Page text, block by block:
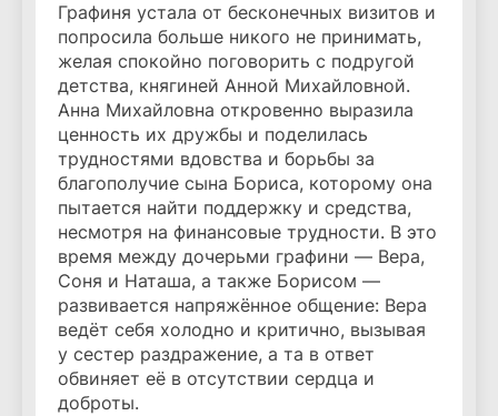
Графиня устала от бесконечных визитов и
попросила больше никого не принимать,
желая спокойно поговорить с подругой
детства, княгиней Анной Михайловной.
Анна Михайловна откровенно выразила
ценность их дружбы и поделилась
трудностями вдовства и борьбы за
благополучие сына Бориса, которому она
пытается найти поддержку и средства,
несмотря на финансовые трудности. В это
время между дочерьми графини — Вера,
Соня и Наташа, а также Борисом —
развивается напряжённое общение: Вера
ведёт себя холодно и критично, вызывая
у сестер раздражение, а та в ответ
обвиняет её в отсутствии сердца и
доброты.